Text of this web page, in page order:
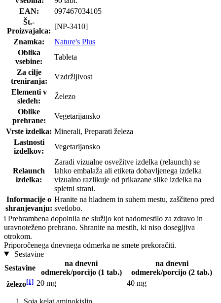
EAN:
097467034105
Št.-
Proizvajalca:
[NP-3410]
Znamka:
Nature's Plus
Oblika
vsebine:
Tableta
Za cilje
treniranja:
Vzdržljivost
Elementi v
sledeh:
Železo
Oblike
prehrane:
Vegetarijansko
Vrste izdelka: Minerali, Preparati železa
Lastnosti
izdelkov:
Vegetarijansko
Relaunch
izdelka:
Zaradi vizualne osvežitve izdelka (relaunch) se
lahko embalaža ali etiketa dobavljenega izdelka
vizualno razlikuje od prikazane slike izdelka na
spletni strani.
Informacije o
shranjevanju:
Hranite na hladnem in suhem mestu, zaščiteno pred
svetlobo.
i Prehrambena dopolnila ne služijo kot nadomestilo za zdravo in
uravnoteženo prehrano. Shranite na mestih, ki niso dosegljiva
otrokom.
Priporočenega dnevnega odmerka ne smete prekoračiti.
Sestavine
Sestavine
na dnevni
odmerek/porcijo (1 tab.)
na dnevni
odmerek/porcijo (2 tab.)
železo[1] 20 mg 40 mg
Soja kelat aminokislin